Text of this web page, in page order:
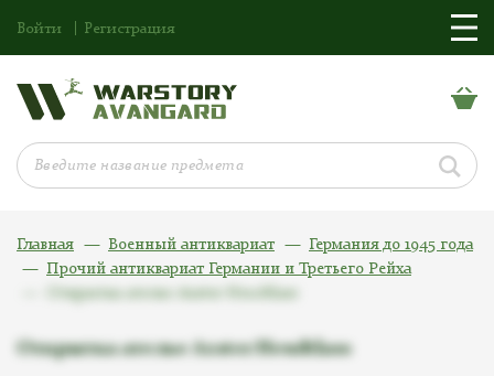
Войти Регистрация
Главная Военный антиквариат
Германия до 1945 года
Прочий антиквариат Германии и Третьего Рейха
Открытка ателье Axster Heudtlass